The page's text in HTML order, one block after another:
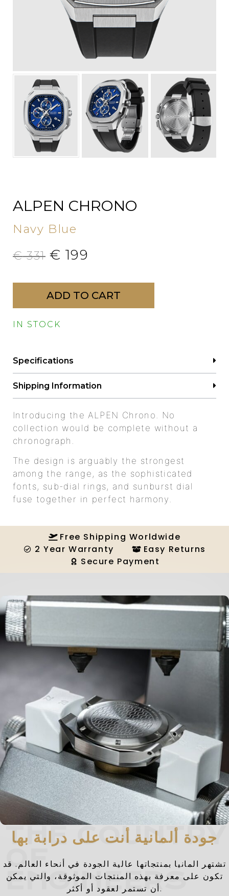
ALPEN CHRONO
Navy Blue
€331 € 199
ADD TO CART
IN STOCK
Specifications
Shipping Information
Introducing the ALPEN Chrono. No
collection would be complete without a
chronograph.
The design is arguably the strongest
among the range, as the sophisticated
fonts, sub-dial rings, and sunburst dial
fuse together in perfect harmony.
Free Shipping Worldwide
2 Year Warranty
Easy Returns
Secure Payment
جودة ألمانية أنت على درابة بها
THE COUNTRY
OF
ENGINEERS
تشتهر المانيا بمنتجاتها عالية الجودة في أنحاء العالم. قد
تكون على معرفة بهذه المنتجات الموثوقة، والتي يمكن
أن تستمر لعقود أو أكثر.